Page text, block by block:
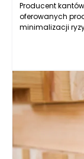
Producent
oferowanych
minimalizacji
odpowiednich
innowacyjnych
warunków